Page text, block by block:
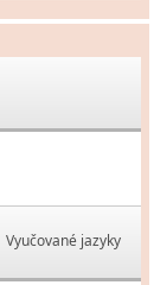
Vyučované jazyky